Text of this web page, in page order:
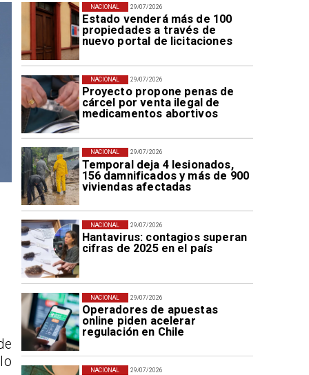
29/07/2026
Estado venderá más de 100
propiedades a través de
nuevo portal de licitaciones
NACIONAL
29/07/2026
Proyecto propone penas de
cárcel por venta ilegal de
medicamentos abortivos
NACIONAL
29/07/2026
Temporal deja 4 lesionados,
156 damnificados y más de 900
viviendas afectadas
NACIONAL
29/07/2026
Hantavirus: contagios superan
cifras de 2025 en el país
NACIONAL
29/07/2026
Operadores de apuestas
online piden acelerar
regulación en Chile
NACIONAL
29/07/2026
NACIONAL